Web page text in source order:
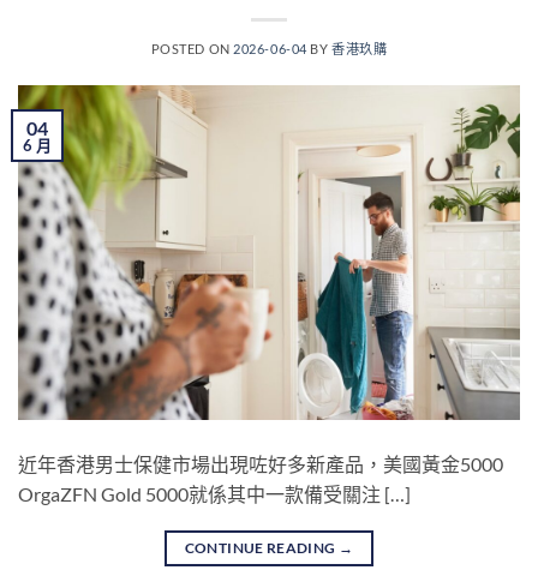
POSTED ON 2026-06-04 BY香港玖購
04
6 月
近年香港男士保健市場出現咗好多新產品，美國黃金5000
OrgaZFN Gold 5000就係其中一款備受關注 […]
CONTINUE READING →